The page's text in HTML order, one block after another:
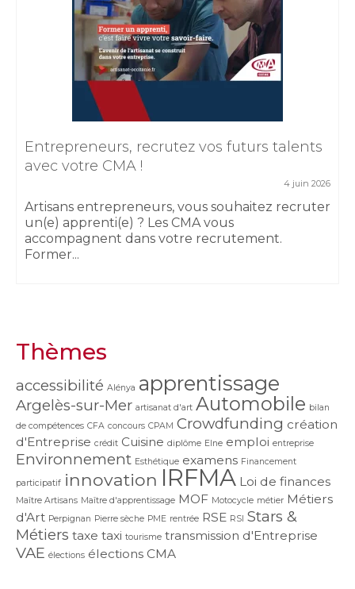
Entrepreneurs, recrutez vos futurs talents
avec votre CMA !
4 juin 2026
Artisans entrepreneurs, vous souhaitez recruter
un(e) apprenti(e) ? Les CMA vous
accompagnent dans votre recrutement.
Former...
Thèmes
accessibilité Alénya apprentissage
Argelès-sur-Mer artisanat d'art Automobile bilan
de compétences CFA concours CPAM Crowdfunding création
d'Entreprise crédit Cuisine diplôme Elne emploi entreprise
Environnement Esthétique examens Financement
participatif innovation IRFMA Loi de finances
Maître Artisans Maître d'apprentissage MOF Motocycle métier Métiers
d'Art Perpignan Pierre sèche PME rentrée RSE RSI Stars &
Métiers taxe taxi tourisme transmission d'Entreprise
VAE élections élections CMA